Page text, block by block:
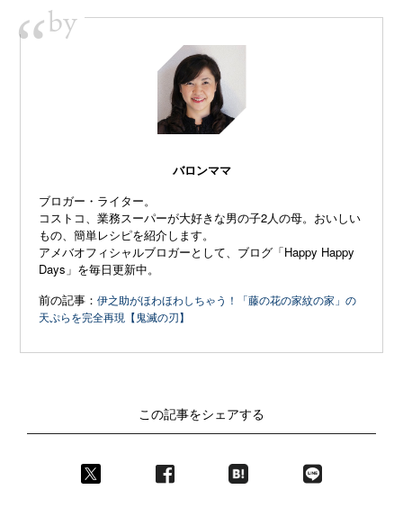
“by
バロンママ
ブロガー・ライター。
コストコ、業務スーパーが大好きな男の子2人の母。おいしい
もの、簡単レシピを紹介します。
アメバオフィシャルブロガーとして、ブログ「Happy Happy
Days 」を毎日更新中。
前の記事：伊之助がほわほわしちゃう！「藤の花の家紋の家」の
天ぷらを完全再現【鬼滅の刃】
この記事をシェアする